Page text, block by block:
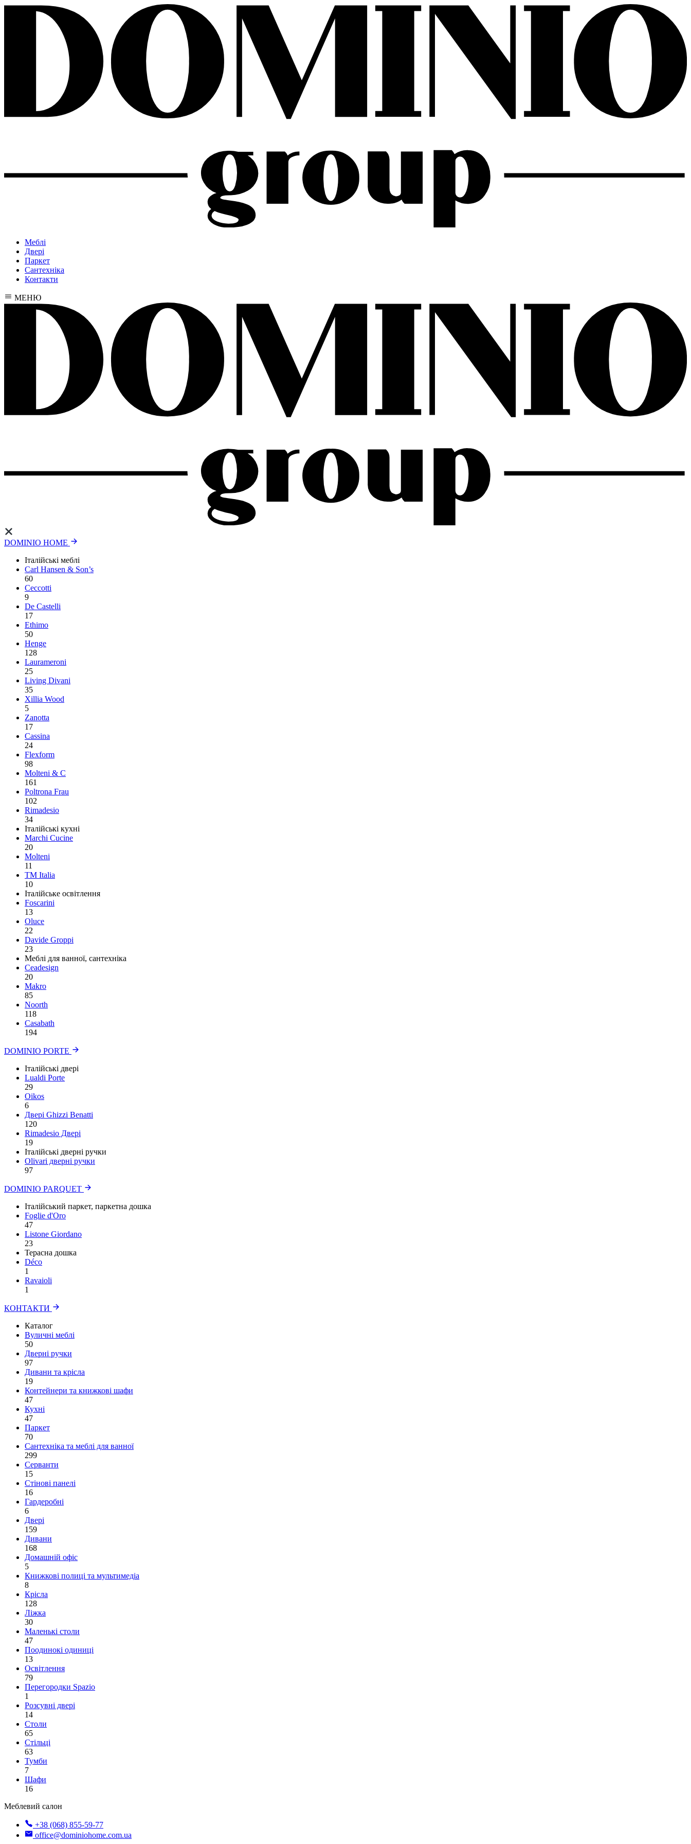
Меблі
Двері
Паркет
Сантехніка
Контакти
МЕНЮ
DOMINIO HOME
Італійські меблі
Carl Hansen & Son’s
60
Ceccotti
9
De Castelli
17
Ethimo
50
Henge
128
Laurameroni
25
Living Divani
35
Xillia Wood
5
Zanotta
17
Cassina
24
Flexform
98
Molteni & C
161
Poltrona Frau
102
Rimadesio
34
Італійські кухні
Marchi Cucine
20
Molteni
11
TM Italia
10
Італійське освітлення
Foscarini
13
Oluce
22
Davide Groppi
23
Меблі для ванної, сантехніка
Ceadesign
20
Makro
85
Noorth
118
Сasabath
194
DOMINIO PORTE
Італійські двері
Lualdi Porte
29
Oikos
6
Двері Ghizzi Benatti
120
Rimadesio Двері
19
Італійські дверні ручки
Olivari дверні ручки
97
DOMINIO PARQUET
Італійський паркет, паркетна дошка
Foglie d'Oro
47
Listone Giordano
23
Терасна дошка
Déco
1
Ravaioli
1
КОНТАКТИ
Каталог
Вуличні меблі
50
Дверні ручки
97
Дивани та крісла
19
Контейнери та книжкові шафи
47
Кухні
47
Паркет
70
Сантехніка та меблі для ванної
299
Серванти
15
Стінові панелі
16
Гардеробні
6
Двері
159
Дивани
168
Домашній офіс
5
Книжкові полиці та мультимедіа
8
Крісла
128
Ліжка
30
Маленькі столи
47
Поодинокі одиниці
13
Освітлення
79
Перегородки Spazio
1
Розсувні двері
14
Столи
65
Стільці
63
Тумби
7
Шафи
16
Меблевий салон
+38 (068) 855-59-77
office@dominiohome.com.ua